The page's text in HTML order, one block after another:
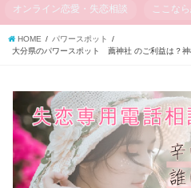
オンライン恋愛・失恋相談 ここな
HOME
パワースポット
大分県のパワースポット 薦神社 のご利益は？